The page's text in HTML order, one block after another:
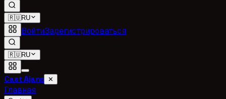
🇷🇺RU
ВойтиЗарегистрироваться
🇷🇺RU
Cast Ajans ✕
Главная